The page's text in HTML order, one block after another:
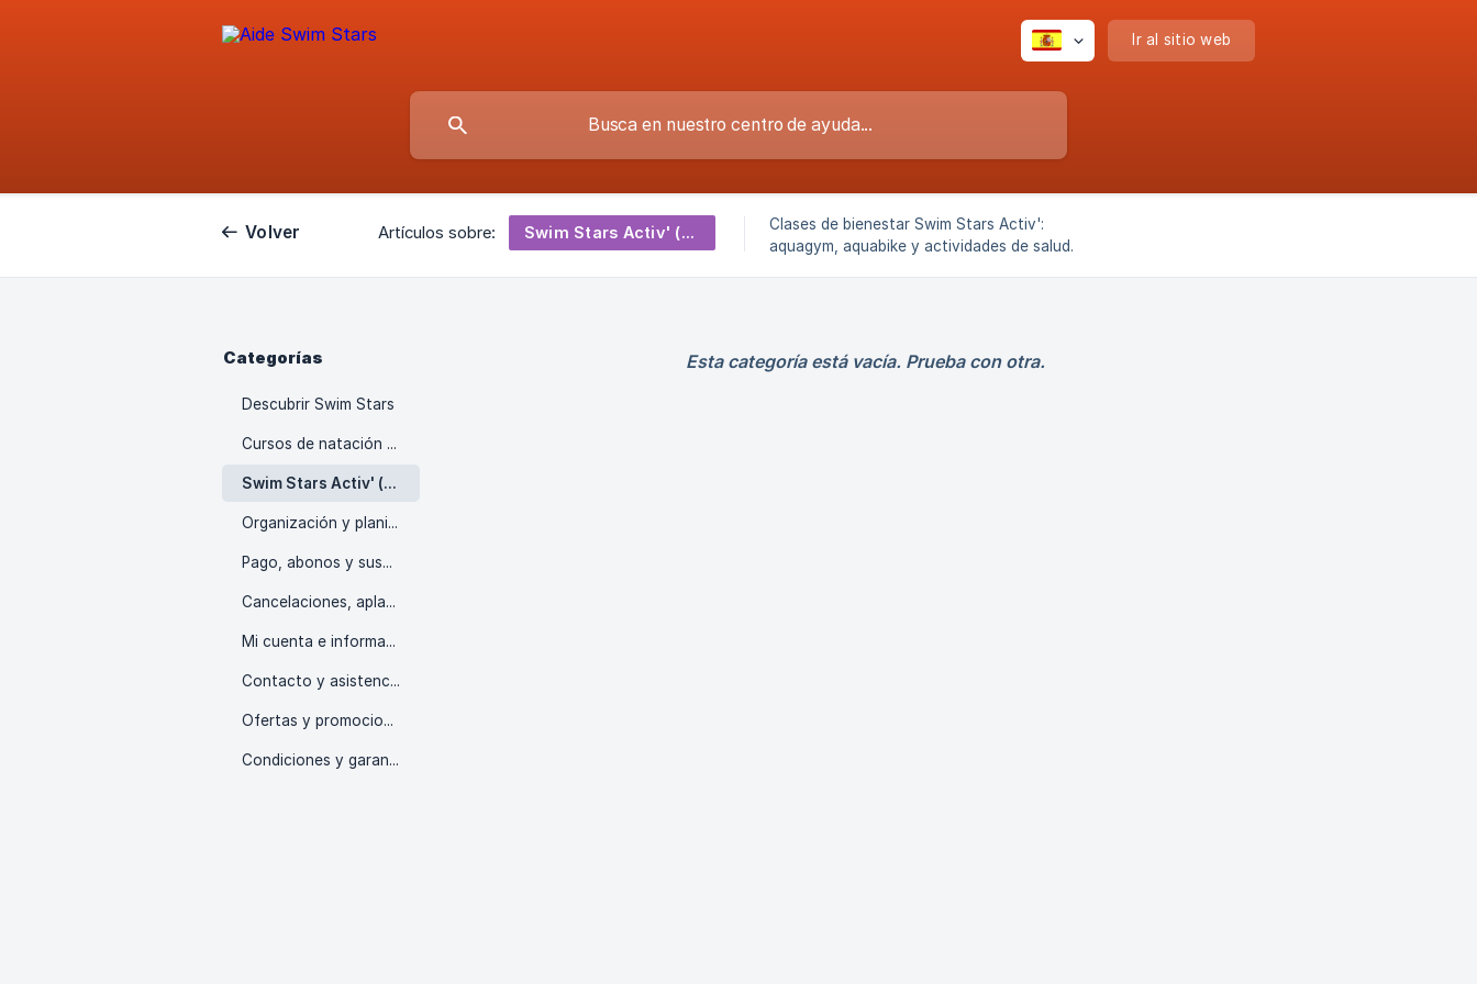
Ir al sitio web
Volver Artículos sobre: Swim Stars Activ' (bienestar)
Clases de bienestar Swim Stars Activ':
aquagym, aquabike y actividades de salud.
Categorías
Descubrir Swim Stars
Cursos de natación Swim Stars
Swim Stars Activ' (bienestar)
Organización y planificación
Pago, abonos y suscripciones
Cancelaciones, aplazamientos y reembolsos
Mi cuenta e información
Contacto y asistencia
Ofertas y promociones
Condiciones y garantías
Esta categoría está vacía. Prueba con otra.